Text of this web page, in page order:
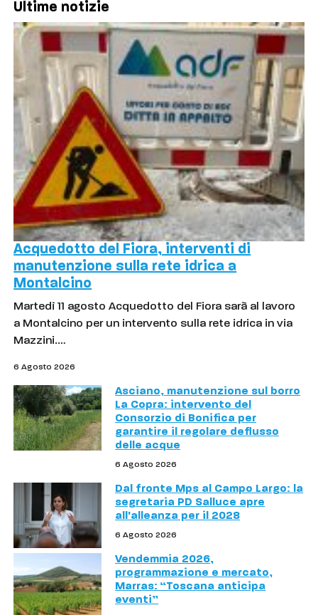
Ultime notizie
Acquedotto del Fiora, interventi di
manutenzione sulla rete idrica a
Montalcino
Martedì 11 agosto Acquedotto del Fiora sarà al lavoro
a Montalcino per un intervento sulla rete idrica in via
Mazzini.…
6 Agosto 2026
Asciano, manutenzione sul borro
La Copra: intervento del
Consorzio di Bonifica per
garantire il regolare deflusso
delle acque
6 Agosto 2026
Dal fronte Mps al Campo Largo: la
segretaria PD Salluce apre
all'alleanza per il 2028
6 Agosto 2026
Vendemmia 2026,
programmazione e mercato,
Marras: “Toscana anticipa
eventi”